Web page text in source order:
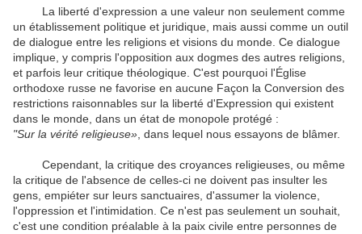
La liberté d'expression a une valeur non seulement comme
un établissement politique et juridique, mais aussi comme un outil
de dialogue entre les religions et visions du monde. Ce dialogue
implique, y compris l'opposition aux dogmes des autres religions,
et parfois leur critique théologique. C'est pourquoi l'Église
orthodoxe russe ne favorise en aucune Façon la Conversion des
restrictions raisonnables sur la liberté d'Expression qui existent
dans le monde, dans un état de monopole protégé :
"Sur la vérité religieuse» , dans lequel nous essayons de blâmer.
Cependant, la critique des croyances religieuses, ou même
la critique de l'absence de celles-ci ne doivent pas insulter les
gens, empiéter sur leurs sanctuaires, d'assumer la violence,
l'oppression et l'intimidation. Ce n'est pas seulement un souhait,
c'est une condition préalable à la paix civile entre personnes de